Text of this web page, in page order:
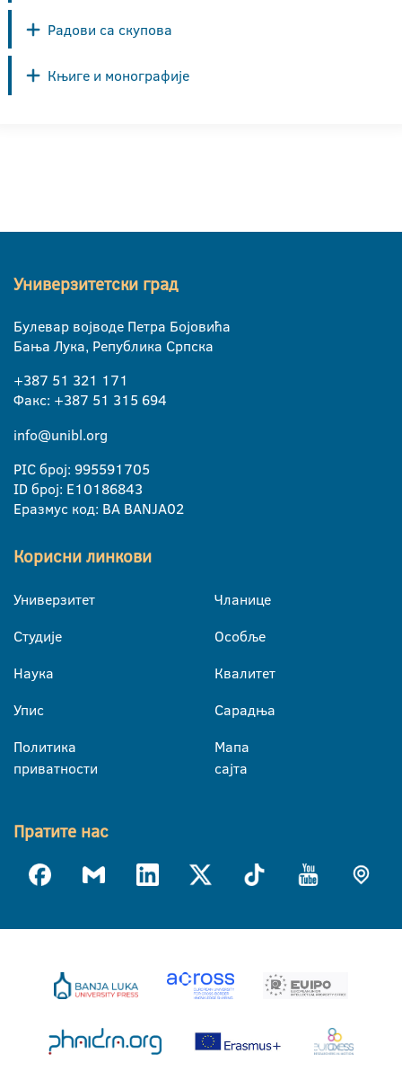
Радови са скупова
Књиге и монографије
Универзитетски град
Булевар војводе Петра Бојовића
Бања Лука, Република Српска
+387 51 321 171
Факс: +387 51 315 694
info@unibl.org
PIC број: 995591705
ID број: E10186843
Еразмус код: BA BANJA02
Корисни линкови
Универзитет
Студије
Наука
Упис
Политика
приватности
Чланице
Особље
Квалитет
Сарадња
Мапа
сајта
Пратите нас